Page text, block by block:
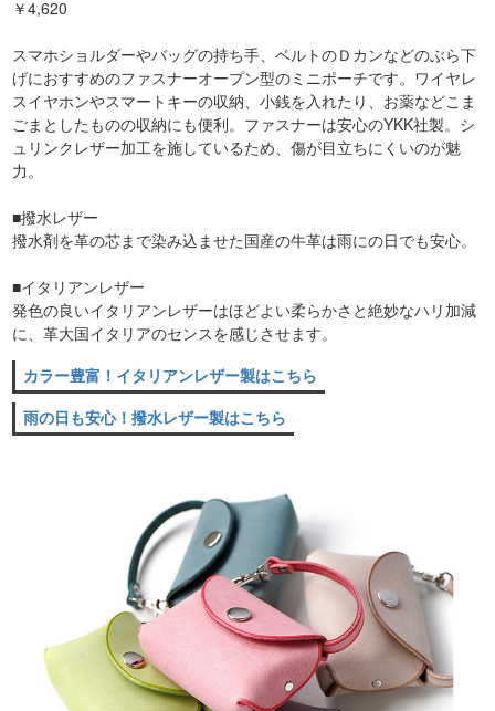
￥4,620
スマホショルダーやバッグの持ち手、ベルトのＤカンなどのぶら下
げにおすすめのファスナーオープン型のミニポーチです。ワイヤレ
スイヤホンやスマートキーの収納、小銭を入れたり、お薬などこま
ごまとしたものの収納にも便利。ファスナーは安心のYKK社製。シ
ュリンクレザー加工を施しているため、傷が目立ちにくいのが魅
力。
■撥水レザー
撥水剤を革の芯まで染み込ませた国産の牛革は雨にの日でも安心。
■イタリアンレザー
発色の良いイタリアンレザーはほどよい柔らかさと絶妙なハリ加減
に、革大国イタリアのセンスを感じさせます。
カラー豊富！イタリアンレザー製はこちら
雨の日も安心！撥水レザー製はこちら